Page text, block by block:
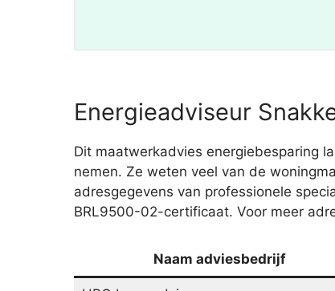
Energieadviseur
Dit maatwerkadvies energiebesparing
nemen. Ze weten veel van de
adresgegevens van professionele
BRL9500-02-certificaat. Voor meer
Naam adviesbedrijf